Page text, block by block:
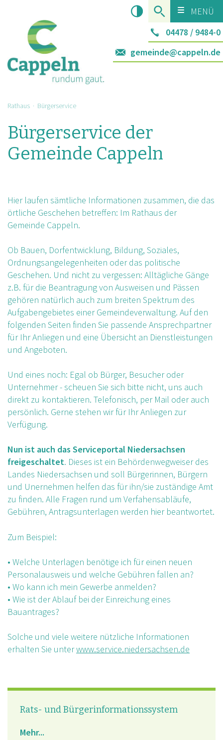
MENÜ
04478 / 9484-0
gemeinde@cappeln.de
Rathaus · Bürgerservice
Bürgerservice der
Gemeinde Cappeln
Hier laufen sämtliche Informationen zusammen, die das
örtliche Geschehen betreffen: Im Rathaus der
Gemeinde Cappeln.
Ob Bauen, Dorfentwicklung, Bildung, Soziales,
Ordnungsangelegenheiten oder das politische
Geschehen. Und nicht zu vergessen: Alltägliche Gänge
z.B. für die Beantragung von Ausweisen und Pässen
gehören natürlich auch zum breiten Spektrum des
Aufgabengebietes einer Gemeindeverwaltung. Auf den
folgenden Seiten finden Sie passende Ansprechpartner
für Ihr Anliegen und eine Übersicht an Dienstleistungen
und Angeboten.
Und eines noch: Egal ob Bürger, Besucher oder
Unternehmer - scheuen Sie sich bitte nicht, uns auch
direkt zu kontaktieren. Telefonisch, per Mail oder auch
persönlich. Gerne stehen wir für Ihr Anliegen zur
Verfügung.
Nun ist auch das Serviceportal Niedersachsen
freigeschaltet. Dieses ist ein Behördenwegweiser des
Landes Niedersachsen und soll Bürgerinnen, Bürgern
und Unernehmen helfen das für ihn/sie zuständige Amt
zu finden. Alle Fragen rund um Verfahensabläufe,
Gebühren, Antragsunterlagen werden hier beantwortet.
Zum Beispiel:
• Welche Unterlagen benötige ich für einen neuen
Personalausweis und welche Gebühren fallen an?
• Wo kann ich mein Gewerbe anmelden?
• Wie ist der Ablauf bei der Einreichung eines
Bauantrages?
Solche und viele weitere nützliche Informationen
erhalten Sie unterwww.service.niedersachsen.de
Rats- und Bürgerinformationssystem
Mehr...